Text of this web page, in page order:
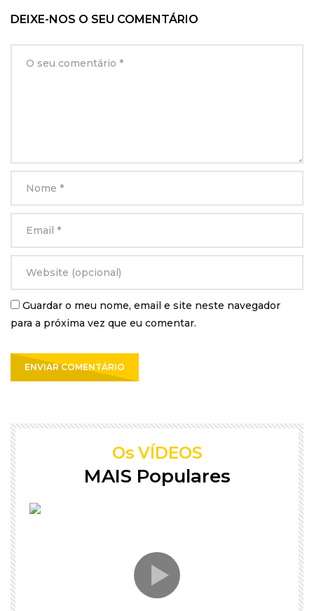
DEIXE-NOS O SEU COMENTÁRIO
Guardar o meu nome, email e site neste navegador
para a próxima vez que eu comentar.
Os VÍDEOS
MAIS Populares